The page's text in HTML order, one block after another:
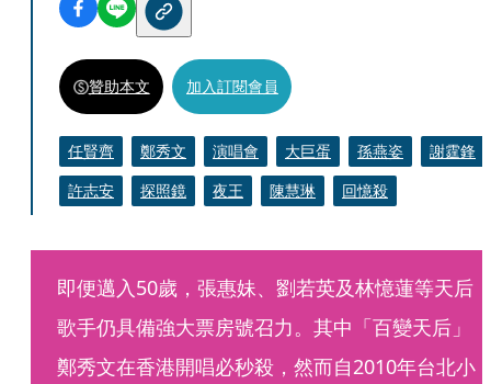
贊助本文 加入訂閱會員
任賢齊 鄭秀文 演唱會 大巨蛋 孫燕姿
謝霆鋒
許志安
探照鏡 夜王 陳慧琳 回憶殺
即便邁入50歲，張惠妹、劉若英及林憶蓮等天后
歌手仍具備強大票房號召力。其中「百變天后」
鄭秀文在香港開唱必秒殺，然而自2010年台北小